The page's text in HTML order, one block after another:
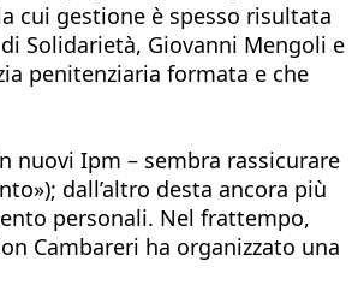
cui gestione è spesso risultata
Solidarietà, Giovanni Mengoli e
penitenziaria formata e che
nuovi Ipm – sembra rassicurare
dall’altro desta ancora più
personali. Nel frattempo,
Cambareri ha organizzato una